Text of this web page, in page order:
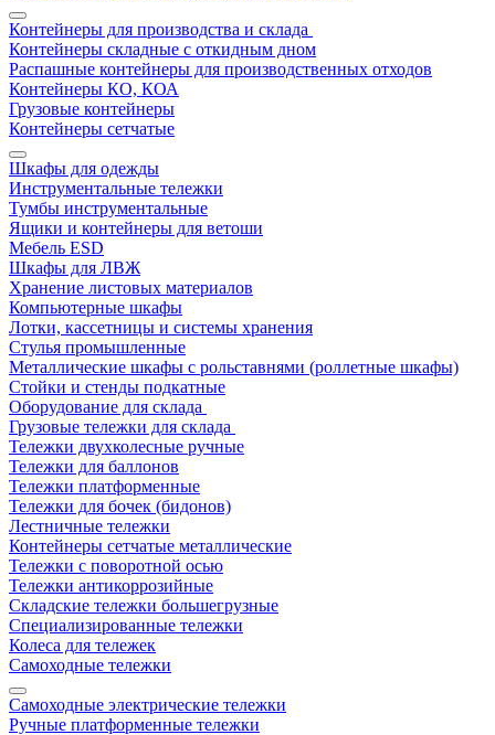
Контейнеры для производства и склада
Контейнеры складные с откидным дном
Распашные контейнеры для производственных отходов
Контейнеры КО, КОА
Грузовые контейнеры
Контейнеры сетчатые
Шкафы для одежды
Инструментальные тележки
Тумбы инструментальные
Ящики и контейнеры для ветоши
Мебель ESD
Шкафы для ЛВЖ
Хранение листовых материалов
Компьютерные шкафы
Лотки, кассетницы и системы хранения
Стулья промышленные
Металлические шкафы с рольставнями (роллетные шкафы)
Стойки и стенды подкатные
Оборудование для склада
Грузовые тележки для склада
Тележки двухколесные ручные
Тележки для баллонов
Тележки платформенные
Тележки для бочек (бидонов)
Лестничные тележки
Контейнеры сетчатые металлические
Тележки с поворотной осью
Тележки антикоррозийные
Складские тележки большегрузные
Специализированные тележки
Колеса для тележек
Самоходные тележки
Самоходные электрические тележки
Ручные платформенные тележки